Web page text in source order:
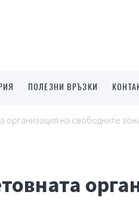
ПОЛЕЗНИ ВРЪЗКИ
организация на свободните